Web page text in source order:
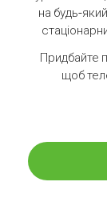
на будь-
Придбайте
щоб